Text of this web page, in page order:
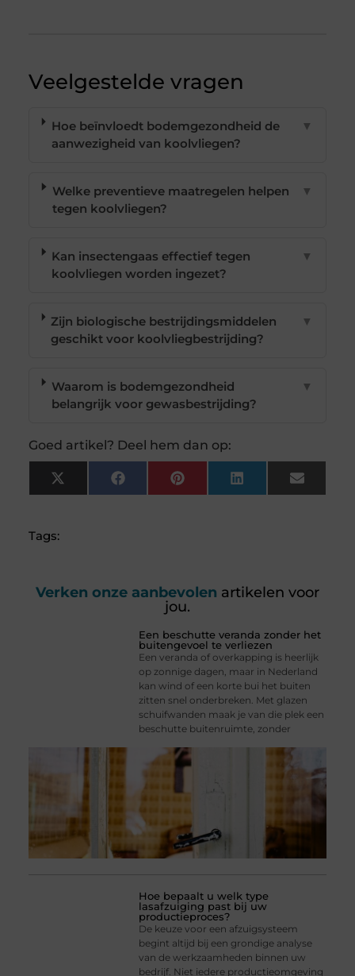
Veelgestelde vragen
Hoe beïnvloedt bodemgezondheid de
aanwezigheid van koolvliegen?
▼
Welke preventieve maatregelen helpen
tegen koolvliegen?
▼
Kan insectengaas effectief tegen
koolvliegen worden ingezet?
▼
Zijn biologische bestrijdingsmiddelen
geschikt voor koolvliegbestrijding?
▼
Waarom is bodemgezondheid
belangrijk voor gewasbestrijding?
▼
Goed artikel? Deel hem dan op:
X
(Twitter)
FacebookPinterest LinkedIn Email
Tags:
Verken onze aanbevolen artikelen voor
jou.
Een beschutte veranda zonder het
buitengevoel te verliezen
Een veranda of overkapping is heerlijk
op zonnige dagen, maar in Nederland
kan wind of een korte bui het buiten
zitten snel onderbreken. Met glazen
schuifwanden maak je van die plek een
beschutte buitenruimte, zonder
Hoe bepaalt u welk type
lasafzuiging past bij uw
productieproces?
De keuze voor een afzuigsysteem
begint altijd bij een grondige analyse
van de werkzaamheden binnen uw
bedrijf. Niet iedere productieomgeving